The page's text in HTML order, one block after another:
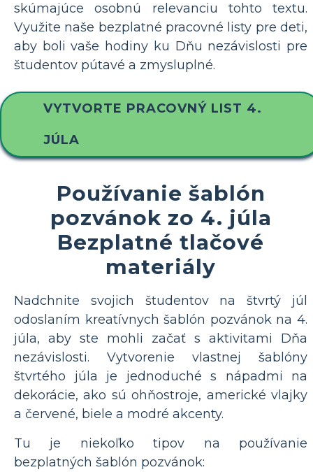
skúmajúce osobnú relevanciu tohto textu.
Využite naše bezplatné pracovné listy pre deti,
aby boli vaše hodiny ku Dňu nezávislosti pre
študentov pútavé a zmysluplné.
VYTVORTE PRACOVNÝ LIST 4.
JÚLA
Používanie šablón
pozvánok zo 4. júla
Bezplatné tlačové
materiály
Nadchnite svojich študentov na štvrtý júl
odoslaním kreatívnych šablón pozvánok na 4.
júla, aby ste mohli začať s aktivitami Dňa
nezávislosti. Vytvorenie vlastnej šablóny
štvrtého júla je jednoduché s nápadmi na
dekorácie, ako sú ohňostroje, americké vlajky
a červené, biele a modré akcenty.
Tu je niekoľko tipov na používanie
bezplatných šablón pozvánok: